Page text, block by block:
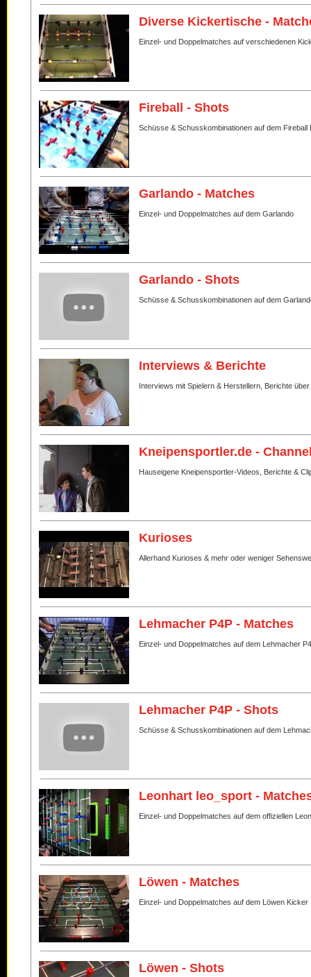
Diverse Kickertische -
Einzel- und Doppelmatches auf verschiedenen
Fireball - Shots
Schüsse & Schusskombinationen auf dem Fireball
Garlando - Matches
Einzel- und Doppelmatches auf dem Garlando
Garlando - Shots
Schüsse & Schusskombinationen auf dem
Interviews & Berichte
Interviews mit Spielern & Herstellern, Berichte
Kneipensportler.de -
Hauseigene Kneipensportler-Videos, Berichte &
Kurioses
Allerhand Kurioses & mehr oder weniger
Lehmacher P4P - Matches
Einzel- und Doppelmatches auf dem Lehmacher
Lehmacher P4P - Shots
Schüsse & Schusskombinationen auf dem
Leonhart leo_sport -
Einzel- und Doppelmatches auf dem offiziellen
Löwen - Matches
Einzel- und Doppelmatches auf dem Löwen Kicker
Löwen - Shots